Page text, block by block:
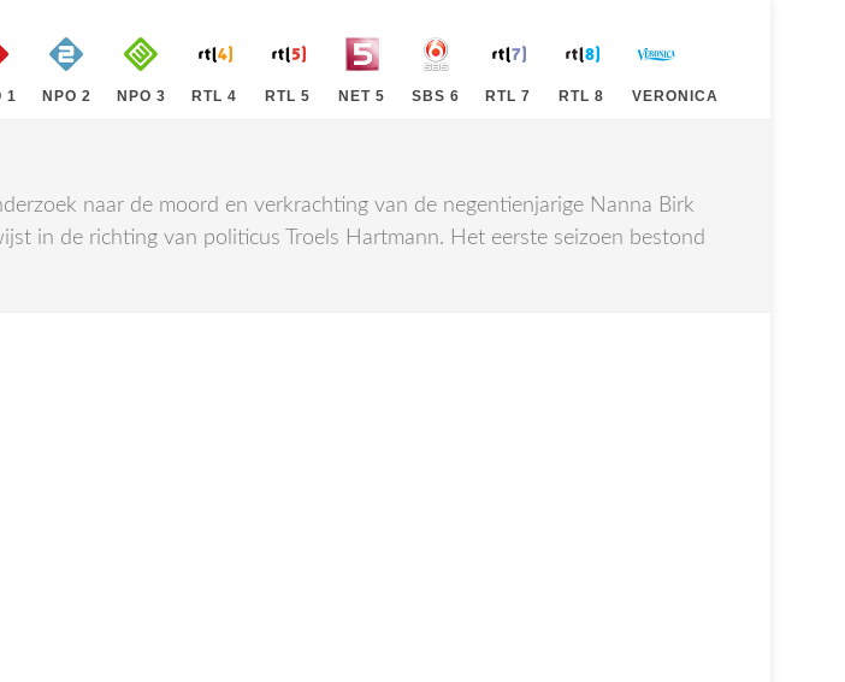
1 NPO 2 NPO 3 RTL 4 RTL 5 NET 5 SBS 6 RTL 7 RTL 8 VERONICA
naar de moord en verkrachting van de negentienjarige Nanna Birk
in de richting van politicus Troels Hartmann. Het eerste seizoen bestond